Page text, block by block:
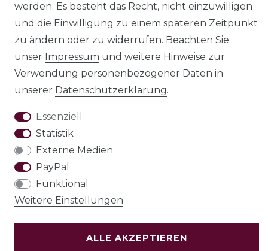
AGB Barrierefreiheitserklärung
werden. Es besteht das Recht, nicht einzuwilligen
und die Einwilligung zu einem späteren Zeitpunkt
zu ändern oder zu widerrufen. Beachten Sie
unser Impressum und weitere Hinweise zur
Verwendung personenbezogener Daten in
unserer Daten­schutz­erklärung.
Essenziell
Statistik
Externe Medien
PayPal
Funktional
Weitere Einstellungen
ALLE AKZEPTIEREN